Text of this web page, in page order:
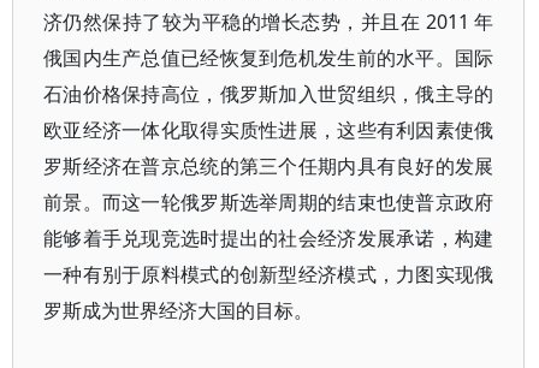
济仍然保持了较为平稳的增长态势，并且在 2011 年
俄国内生产总值已经恢复到危机发生前的水平。国际
石油价格保持高位，俄罗斯加入世贸组织，俄主导的
欧亚经济一体化取得实质性进展，这些有利因素使俄
罗斯经济在普京总统的第三个任期内具有良好的发展
前景。而这一轮俄罗斯选举周期的结束也使普京政府
能够着手兑现竞选时提出的社会经济发展承诺，构建
一种有别于原料模式的创新型经济模式，力图实现俄
罗斯成为世界经济大国的目标。